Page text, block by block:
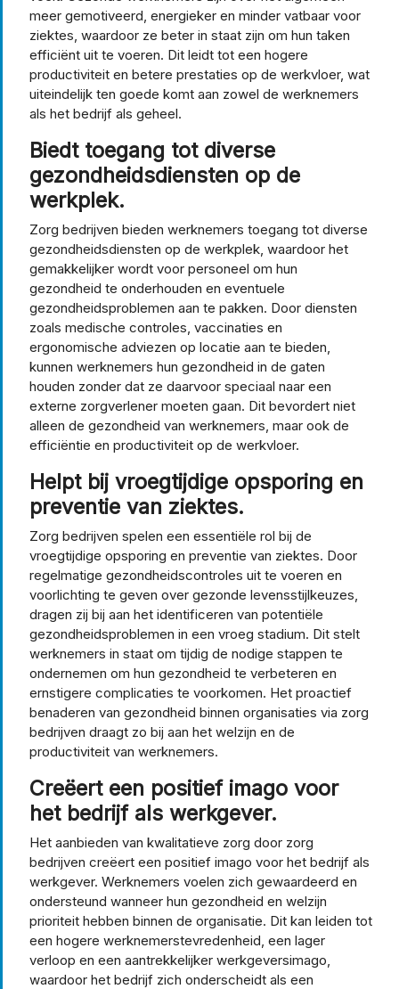
meer gemotiveerd, energieker en minder vatbaar voor
ziektes, waardoor ze beter in staat zijn om hun taken
efficiënt uit te voeren. Dit leidt tot een hogere
productiviteit en betere prestaties op de werkvloer, wat
uiteindelijk ten goede komt aan zowel de werknemers
als het bedrijf als geheel.
Biedt toegang tot diverse
gezondheidsdiensten op de
werkplek.
Zorg bedrijven bieden werknemers toegang tot diverse
gezondheidsdiensten op de werkplek, waardoor het
gemakkelijker wordt voor personeel om hun
gezondheid te onderhouden en eventuele
gezondheidsproblemen aan te pakken. Door diensten
zoals medische controles, vaccinaties en
ergonomische adviezen op locatie aan te bieden,
kunnen werknemers hun gezondheid in de gaten
houden zonder dat ze daarvoor speciaal naar een
externe zorgverlener moeten gaan. Dit bevordert niet
alleen de gezondheid van werknemers, maar ook de
efficiëntie en productiviteit op de werkvloer.
Helpt bij vroegtijdige opsporing en
preventie van ziektes.
Zorg bedrijven spelen een essentiële rol bij de
vroegtijdige opsporing en preventie van ziektes. Door
regelmatige gezondheidscontroles uit te voeren en
voorlichting te geven over gezonde levensstijlkeuzes,
dragen zij bij aan het identificeren van potentiële
gezondheidsproblemen in een vroeg stadium. Dit stelt
werknemers in staat om tijdig de nodige stappen te
ondernemen om hun gezondheid te verbeteren en
ernstigere complicaties te voorkomen. Het proactief
benaderen van gezondheid binnen organisaties via zorg
bedrijven draagt zo bij aan het welzijn en de
productiviteit van werknemers.
Creëert een positief imago voor
het bedrijf als werkgever.
Het aanbieden van kwalitatieve zorg door zorg
bedrijven creëert een positief imago voor het bedrijf als
werkgever. Werknemers voelen zich gewaardeerd en
ondersteund wanneer hun gezondheid en welzijn
prioriteit hebben binnen de organisatie. Dit kan leiden tot
een hogere werknemerstevredenheid, een lager
verloop en een aantrekkelijker werkgeversimago,
waardoor het bedrijf zich onderscheidt als een